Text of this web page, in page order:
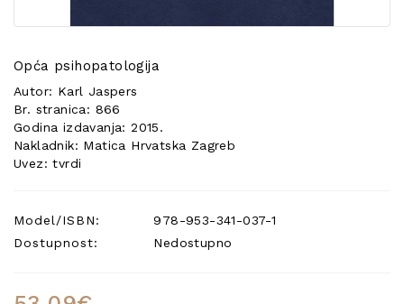
Opća psihopatologija
Autor: Karl Jaspers
Br. stranica: 866
Godina izdavanja: 2015.
Nakladnik: Matica Hrvatska Zagreb
Uvez: tvrdi
Model/ISBN:
978-953-341-037-1
Dostupnost:
Nedostupno